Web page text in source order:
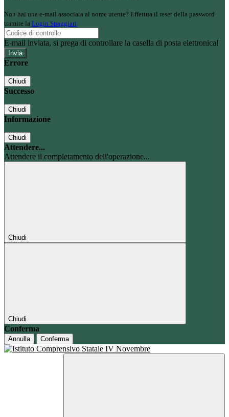
Non hai una e-mail associata al nome utente? Effettua il reset della password
tramite la Login Spaggiari
E-mail inviata, si prega di controllare la casella di posta elettronica!
Errore
Chiudi
Successo
Chiudi
Informazione
Chiudi
Attendere...
Attendere il completamento dell'operazione...
Chiudi
Chiudi
Conferma
Annulla Conferma